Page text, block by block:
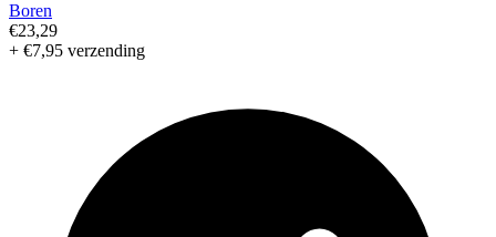
Boren
€23,29
+ €7,95 verzending